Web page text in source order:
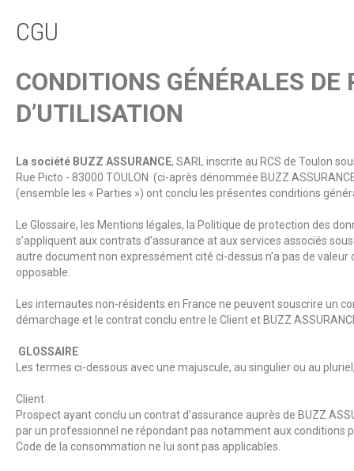
CGU
CONDITIONS GÉNÉRALES
D’UTILISATION
La société BUZZ ASSURANCE, SARL inscrite au RCS de Toulon
Rue Picto - 83000 TOULON (ci-après dénommée BUZZ
(ensemble les « Parties ») ont conclu les présentes conditions
Le Glossaire, les Mentions légales, la Politique de protection des
s’appliquent aux contrats d’assurance at aux services associés
autre document non expressément cité ci-dessus n’a pas de
opposable.
Les internautes non-résidents en France ne peuvent souscrire un
démarchage et le contrat conclu entre le Client et BUZZ
GLOSSAIRE
Les termes ci-dessous avec une majuscule, au singulier ou au
Client
Prospect ayant conclu un contrat d’assurance auprès de BUZZ
par un professionnel ne répondant pas notamment aux conditions
Code de la consommation ne lui sont pas applicables.